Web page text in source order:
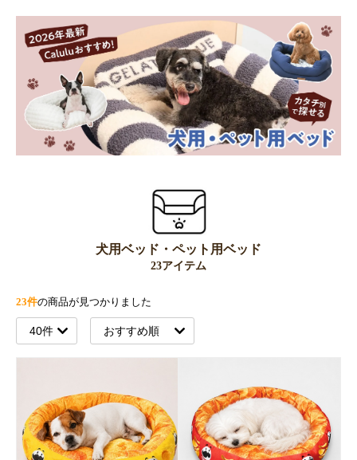
犬用ベッド・ペット用ベッド
23アイテム
23件の商品が見つかりました